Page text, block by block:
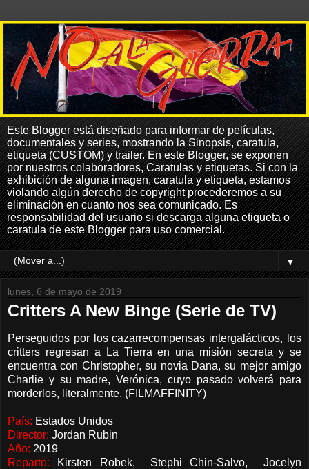
Este Blogger está diseñado para informar de películas,
documentales y series, mostrando la Sinopsis, caratula,
etiqueta (CUSTOM) y trailer. En este Blogger, se exponen
por nuestros colaboradores, Caratulas y etiquetas. Si con la
exhibición de alguna imagen, caratula y etiqueta, estamos
violando algún derecho de copyright procederemos a su
eliminación en cuanto nos sea comunicado. Es
responsabilidad del usuario si descarga alguna etiqueta o
caratula de este Blogger para uso comercial.
▼
lunes, 6 de mayo de 2019
Critters A New Binge (Serie de TV)
Perseguidos por los cazarrecompensas intergalácticos, los
critters regresan a La Tierra en una misión secreta y se
encuentra con Christopher, su novia Dana, su mejor amigo
Charlie y su madre, Verónica, cuyo pasado volverá para
morderlos, literalmente. (FILMAFFINITY)
País: Estados Unidos
Director: Jordan Rubin
Año: 2019
Reparto: Kirsten Robek, Stephi Chin-Salvo, Jocelyn